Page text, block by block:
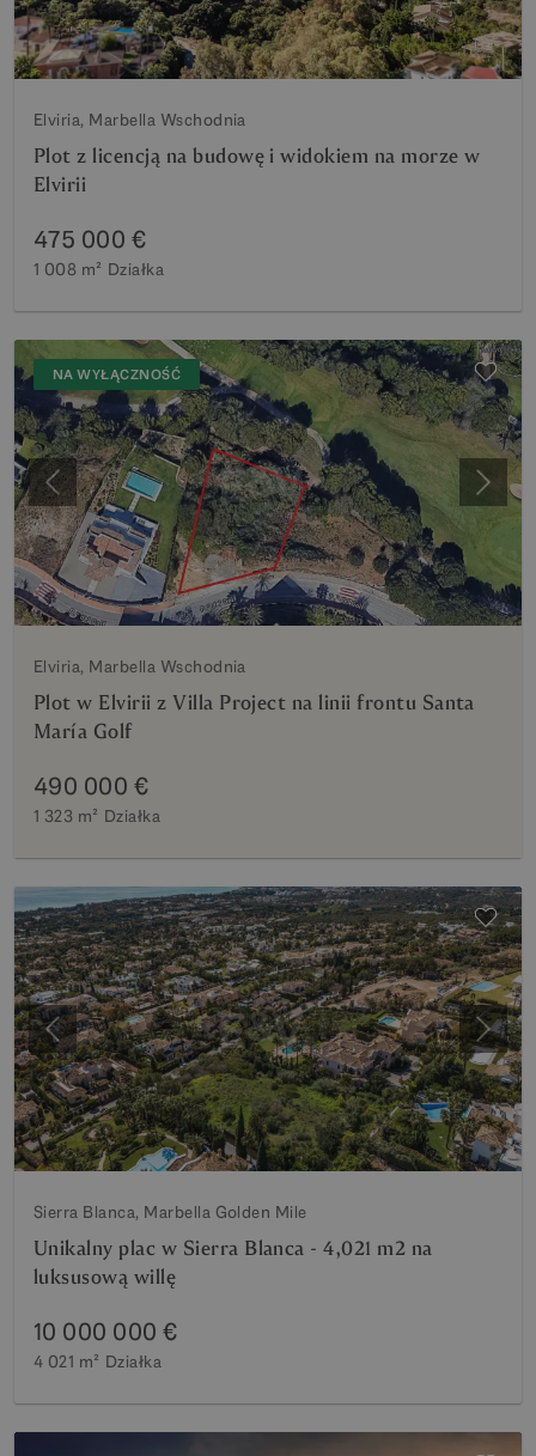
Elviria, Marbella Wschodnia
Plot z licencją na budowę i widokiem na morze w
Elvirii
475 000 €
1 008 m² Działka
NA WYŁĄCZNOŚĆ
Poprzedni
Elviria, Marbella Wschodnia
Plot w Elvirii z Villa Project na linii frontu Santa
María Golf
490 000 €
1 323 m² Działka
Poprzedni
Sierra Blanca, Marbella Golden Mile
Unikalny plac w Sierra Blanca - 4,021 m2 na
luksusową willę
10 000 000 €
4 021 m² Działka